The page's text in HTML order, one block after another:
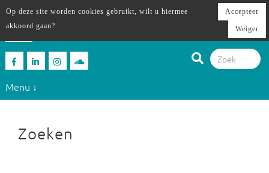
Menu ↓
Zoeken
Op deze site worden cookies gebruikt, wilt u hiermee
akkoord gaan?
Accepteer
Weiger